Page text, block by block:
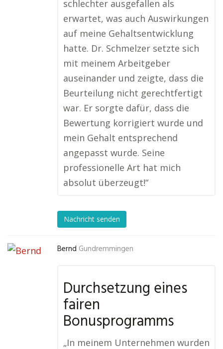
schlechter ausgefallen als
erwartet, was auch Auswirkungen
auf meine Gehaltsentwicklung
hatte. Dr. Schmelzer setzte sich
mit meinem Arbeitgeber
auseinander und zeigte, dass die
Beurteilung nicht gerechtfertigt
war. Er sorgte dafür, dass die
Bewertung korrigiert wurde und
mein Gehalt entsprechend
angepasst wurde. Seine
professionelle Art hat mich
absolut überzeugt!“
Nachricht senden
Bernd Gundremmingen
Durchsetzung eines
fairen
Bonusprogramms
„In meinem Unternehmen wurden